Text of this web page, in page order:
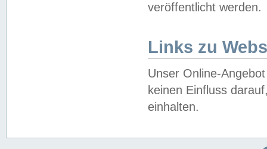
veröffentlicht werden.
Links zu
Unser Online-
keinen Einfluss
einhalten.